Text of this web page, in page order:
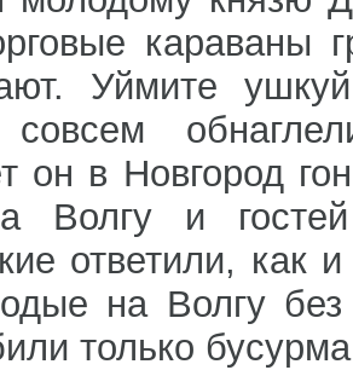
караваны
Уймите
он в Новгород
Волгу и
ответили, как
на Волгу без
только